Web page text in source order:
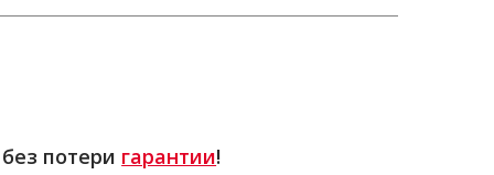
потери гарантии!